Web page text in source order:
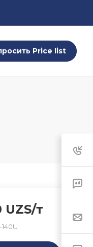
Price list
UZS/т